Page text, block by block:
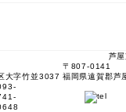
大字竹並3037
芦
〒807-0141
福岡県遠賀郡芦